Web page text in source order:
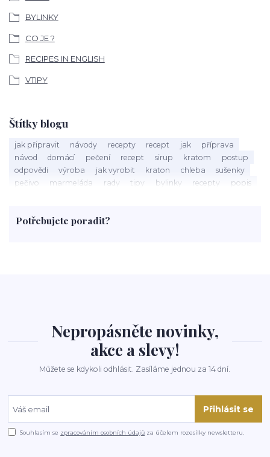
BYLINKY
CO JE ?
RECIPES IN ENGLISH
VTIPY
Štítky blogu
jak připravit návody recepty recept jak
příprava
návod
domácí pečení recept sirup kratom
postup
odpovědi
výroba jak vyrobit kraton chleba
sušenky
pečivo
marmeláda rady tipy bylinky recepty
popis
rohlíky
grilování čaj
Potřebujete poradit?
Nepropásněte novinky,
akce a slevy!
Můžete se kdykoli odhlásit. Zasíláme jednou za 14 dní.
Přihlásit se
Souhlasím se zpracováním osobních údajů za účelem rozesílky newsletteru.